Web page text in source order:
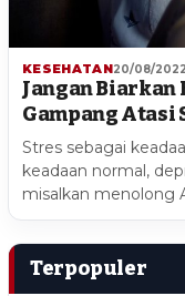
KESEHATAN20/08/
Jangan
Gampang Atasi
Stres sebagai
keadaan normal,
misalkan menolong
Terpopuler